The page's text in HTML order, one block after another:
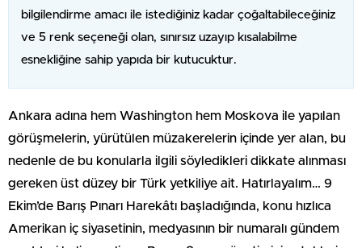
bilgilendirme amacı ile istediğiniz kadar çoğaltabileceğiniz
ve 5 renk seçeneği olan, sınırsız uzayıp kısalabilme
esnekliğine sahip yapıda bir kutucuktur.
Ankara adına hem Washington hem Moskova ile yapılan
görüşmelerin, yürütülen müzakerelerin içinde yer alan, bu
nedenle de bu konularla ilgili söyledikleri dikkate alınması
gereken üst düzey bir Türk yetkiliye ait. Hatırlayalım… 9
Ekim’de Barış Pınarı Harekâtı başladığında, konu hızlıca
Amerikan iç siyasetinin, medyasının bir numaralı gündem